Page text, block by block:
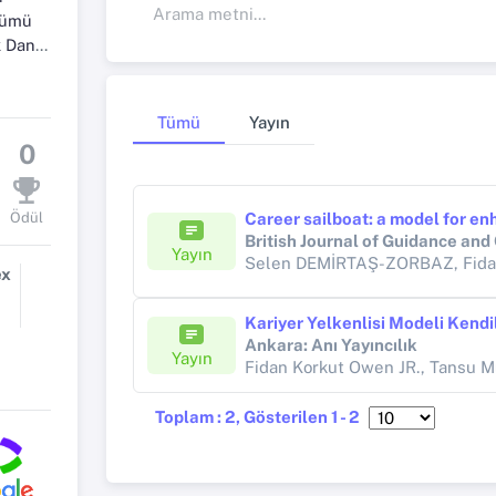
Dalı
0
Ödül
Tümü Yayın
Yayın
British Journal of Guidance
Yayın
Ankara: Anı Yayıncılık
Fidan Korkut Owen JR., Tansu
Toplam : 2, Gösterilen 1 - 2